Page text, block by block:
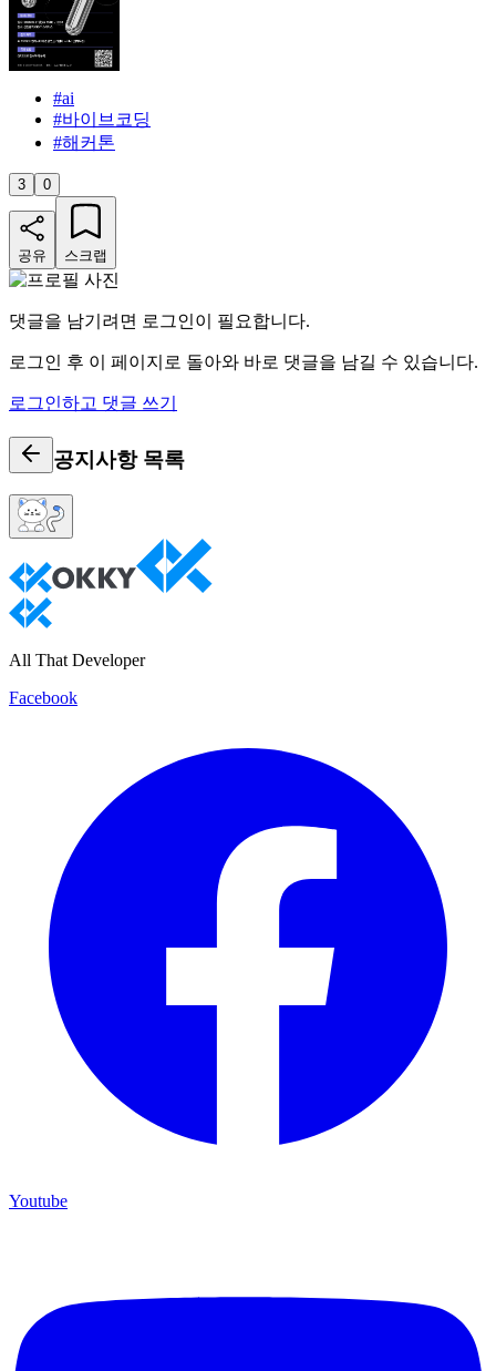
#ai
#바이브코딩
#해커톤
3 0
공유 스크랩
댓글을 남기려면 로그인이 필요합니다.
로그인 후 이 페이지로 돌아와 바로 댓글을 남길 수 있습니다.
로그인하고 댓글 쓰기
공지사항 목록
All That Developer
Facebook
Youtube